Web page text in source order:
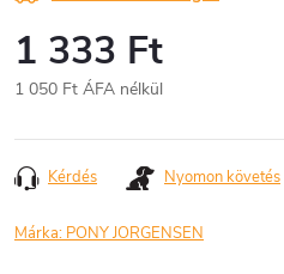
1 333 Ft
1 050 Ft ÁFA nélkül
Kérdés Nyomon követés
Márka: PONY JORGENSEN